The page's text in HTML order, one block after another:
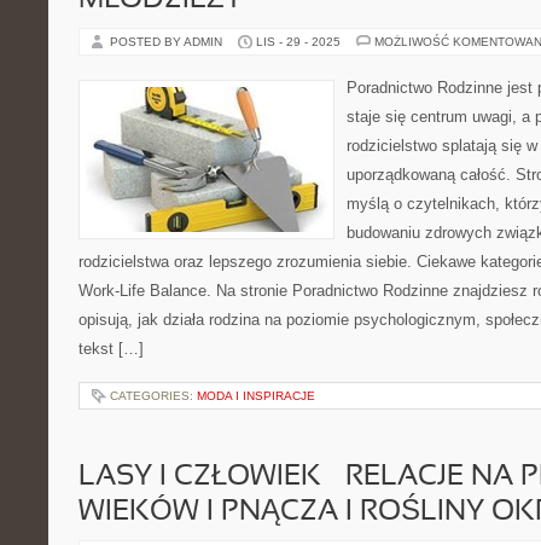
POSTED BY ADMIN LIS - 29 - 2025 MOŻLIWOŚĆ
Poradnictwo Rodzinne
staje się centrum uwagi, a
rodzicielstwo splatają się
uporządkowaną całość.
myślą o czytelnikach,
budowaniu zdrowych
rodzicielstwa oraz lepszego zrozumienia siebie. Ciekawe
Work-Life Balance. Na stronie Poradnictwo Rodzinne znajdziesz
opisują, jak działa rodzina na poziomie psychologicznym,
tekst […]
CATEGORIES: MODA I INSPIRACJE
LASY I CZŁOWIEK – RELACJE NA
WIEKÓW I PNĄCZA I ROŚLINY